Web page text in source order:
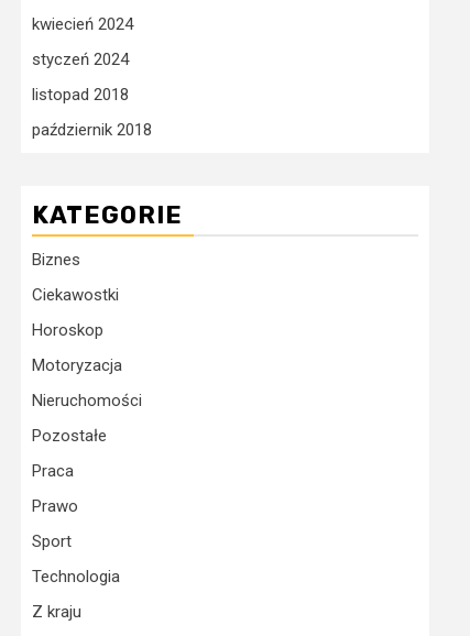
kwiecień 2024
styczeń 2024
listopad 2018
październik 2018
KATEGORIE
Biznes
Ciekawostki
Horoskop
Motoryzacja
Nieruchomości
Pozostałe
Praca
Prawo
Sport
Technologia
Z kraju